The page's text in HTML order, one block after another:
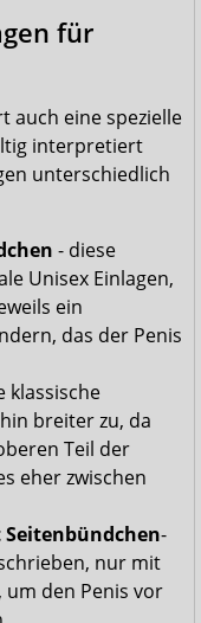
für
auch eine spezielle
interpretiert
unterschiedlich
- diese
Unisex Einlagen,
ein
das der Penis
klassische
breiter zu, da
Teil der
eher zwischen
-
nur mit
um den Penis vor